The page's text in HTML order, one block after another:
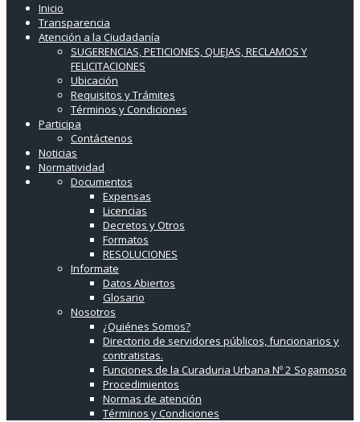
Inicio
Transparencia
Atención a la Ciudadanía
SUGERENCIAS, PETICIONES, QUEJAS, RECLAMOS Y
FELICITACIONES
Ubicación
Requisitos y Trámites
Términos y Condiciones
Participa
Contáctenos
Noticias
Normatividad
Documentos
Expensas
Licencias
Decretos y Otros
Formatos
RESOLUCIONES
Informate
Datos Abiertos
Glosario
Nosotros
¿Quiénes Somos?
Directorio de servidores públicos, funcionarios y
contratistas.
Funciones de la Curaduria Urbana Nº 2 Sogamoso
Procedimientos
Normas de atención
Términos y Condiciones